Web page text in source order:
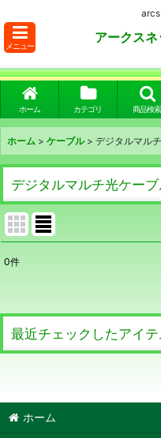
メニュー
アークス
ホーム カテゴリ 商品検索
ホーム > ケーブル > デジタルマル
デジタルマルチ光ケー
並び順:
0件
最近チェックしたアイテ
ホーム